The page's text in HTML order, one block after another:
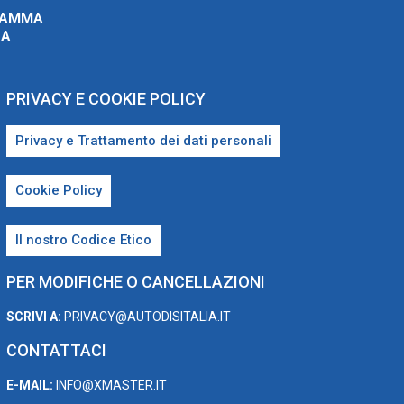
PRIVACY E COOKIE POLICY
Privacy e Trattamento dei dati personali
Cookie Policy
Il nostro Codice Etico
PER MODIFICHE O CANCELLAZIONI
SCRIVI A: PRIVACY@AUTODISITALIA.IT
CONTATTACI
E-MAIL: INFO@XMASTER.IT